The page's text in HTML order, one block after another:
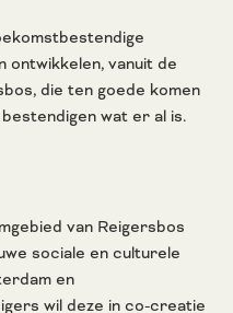
ontwikkelen, vanuit de
die ten goede komen
wat er al is.
van Reigersbos
sociale en culturele
en
wil deze in co-creatie